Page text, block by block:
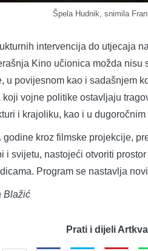
Špela Hudnik, snimila
intervencija do utjecaja
Kino učionica možda nisu
u povijesnom kao i sadašnjem
vojne politike ostavljaju
i krajoliku, kao i u
kroz filmske projekcije,
i svijetu, nastojeći otvoriti
Program se nastavlja
Blažić
Prati i dijeli